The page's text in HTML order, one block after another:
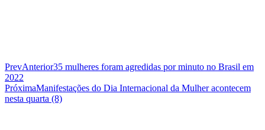
PrevAnterior35 mulheres foram agredidas por minuto no Brasil em
2022
PróximaManifestações do Dia Internacional da Mulher acontecem
nesta quarta (8)